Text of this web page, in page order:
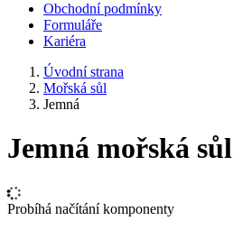
Obchodní podmínky
Formuláře
Kariéra
Úvodní strana
Mořská sůl
Jemná
Jemná mořská sůl
Probíhá načítání komponenty